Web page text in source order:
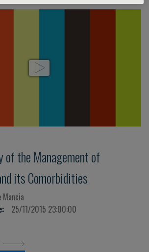
of the Management of
its Comorbidities
Mancia
25/11/2015 23:00:00